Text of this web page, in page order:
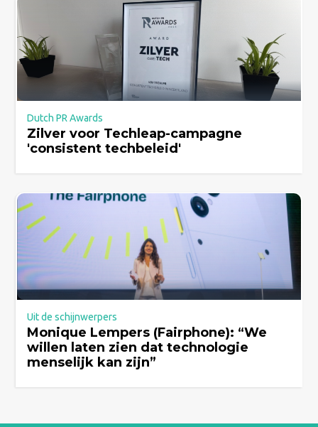
Dutch PR Awards
Zilver voor Techleap-campagne
'consistent techbeleid'
Uit de schijnwerpers
Monique Lempers (Fairphone): “We
willen laten zien dat technologie
menselijk kan zijn”